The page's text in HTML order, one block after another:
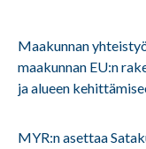
Maakunnan
maakunnan EU:n
ja alueen
MYR:n asettaa